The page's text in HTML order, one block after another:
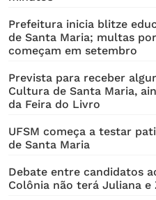
Prefeitura inicia blitze
de Santa Maria; multas
começam em setembro
Prevista para receber
Cultura de Santa Maria,
da Feira do Livro
UFSM começa a testar
de Santa Maria
Debate entre candidatos
Colônia não terá Juliana